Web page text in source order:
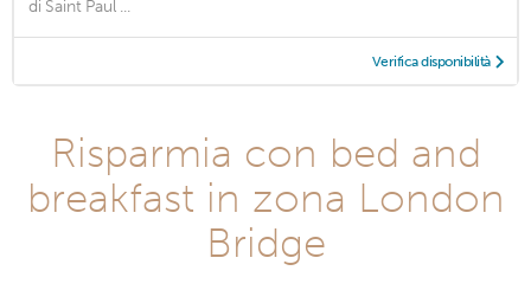
di Saint Paul ...
Verifica disponibilità
Risparmia con bed and
breakfast in zona London
Bridge